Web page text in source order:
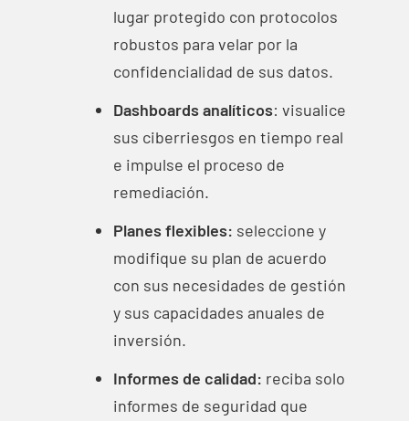
lugar protegido con protocolos
robustos para velar por la
confidencialidad de sus datos.
Dashboards analíticos: visualice
sus ciberriesgos en tiempo real
e impulse el proceso de
remediación.
Planes flexibles: seleccione y
modifique su plan de acuerdo
con sus necesidades de gestión
y sus capacidades anuales de
inversión.
Informes de calidad: reciba solo
informes de seguridad que